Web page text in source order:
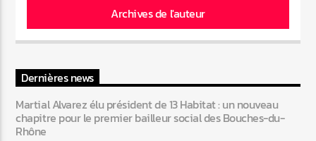
Archives de l'auteur
Dernières news
Martial Alvarez élu président de 13 Habitat : un nouveau
chapitre pour le premier bailleur social des Bouches-du-
Rhône